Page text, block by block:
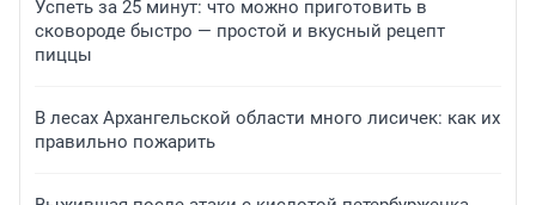
Успеть за 25 минут: что можно приготовить в
сковороде быстро — простой и вкусный рецепт
пиццы
В лесах Архангельской области много лисичек: как их
правильно пожарить